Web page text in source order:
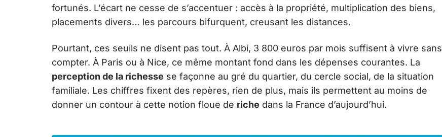
fortunés. L’écart ne cesse de s’accentuer : accès à la propriété, multiplication des biens,
placements divers… les parcours bifurquent, creusant les distances.
Pourtant, ces seuils ne disent pas tout. À Albi, 3 800 euros par mois suffisent à vivre sans
compter. À Paris ou à Nice, ce même montant fond dans les dépenses courantes. La
perception de la richesse se façonne au gré du quartier, du cercle social, de la situation
familiale. Les chiffres fixent des repères, rien de plus, mais ils permettent au moins de
donner un contour à cette notion floue de riche dans la France d’aujourd’hui.